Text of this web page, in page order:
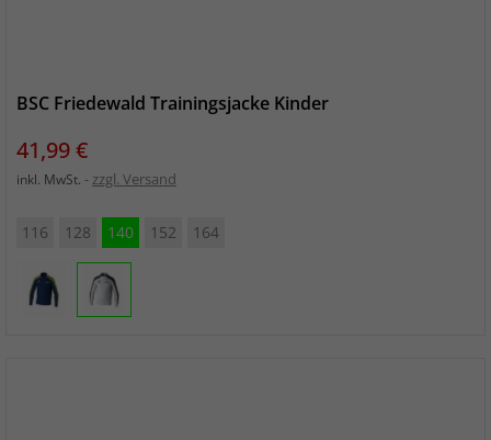
BSC Friedewald Trainingsjacke Kinder
Preis
41,99 €
inkl. MwSt. zzgl. Versand
116 128 140 152 164